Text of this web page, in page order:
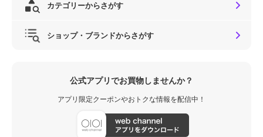
カテゴリーからさがす
ショップ・ブランドからさがす
公式アプリでお買物しませんか？
アプリ限定クーポンやおトクな情報を配信中！